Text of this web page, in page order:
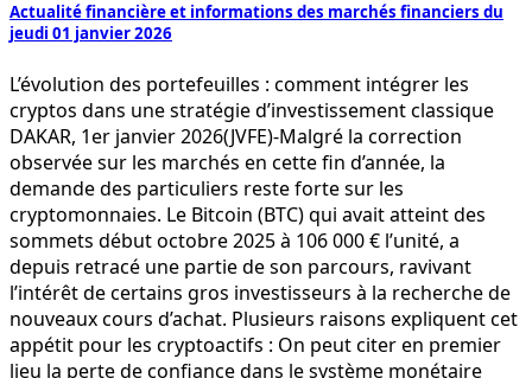
Actualité financière et informations des marchés financiers du
jeudi 01 janvier 2026
L’évolution des portefeuilles : comment intégrer les
cryptos dans une stratégie d’investissement classique
DAKAR, 1er janvier 2026(JVFE)-Malgré la correction
observée sur les marchés en cette fin d’année, la
demande des particuliers reste forte sur les
cryptomonnaies. Le Bitcoin (BTC) qui avait atteint des
sommets début octobre 2025 à 106 000 € l’unité, a
depuis retracé une partie de son parcours, ravivant
l’intérêt de certains gros investisseurs à la recherche de
nouveaux cours d’achat. Plusieurs raisons expliquent cet
appétit pour les cryptoactifs : On peut citer en premier
lieu la perte de confiance dans le système monétaire